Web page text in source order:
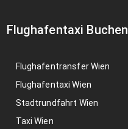
Flughafentaxi Buchen
Flughafentransfer Wien
Flughafentaxi Wien
Stadtrundfahrt Wien
Taxi Wien